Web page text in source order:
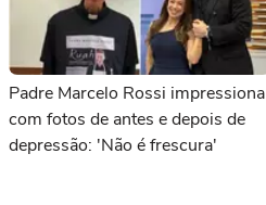
Padre Marcelo Rossi impressiona
com fotos de antes e depois de
depressão: 'Não é frescura'